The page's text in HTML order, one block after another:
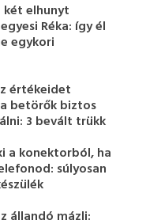
két elhunyt
Réka: így él
egykori
értékeidet
betörők biztos
3 bevált trükk
a konektorból, ha
súlyosan